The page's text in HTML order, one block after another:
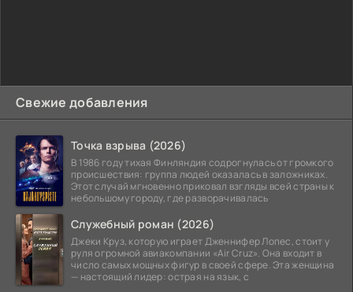
Свежие добавления
Точка взрыва (2026)
В 1986 году тихая Финляндия содрогнулась от громкого
происшествия: группа людей оказалась в заложниках.
Этот случай мгновенно приковал взгляды всей страны к
небольшому городу, где разворачивалась
Служебный роман (2026)
Джеки Круз, которую играет Дженнифер Лопес, стоит у
руля огромной авиакомпании «Air Cruz». Она входит в
число самых мощных фигур в своей сфере. Эта женщина
— настоящий лидер: острая на язык, с